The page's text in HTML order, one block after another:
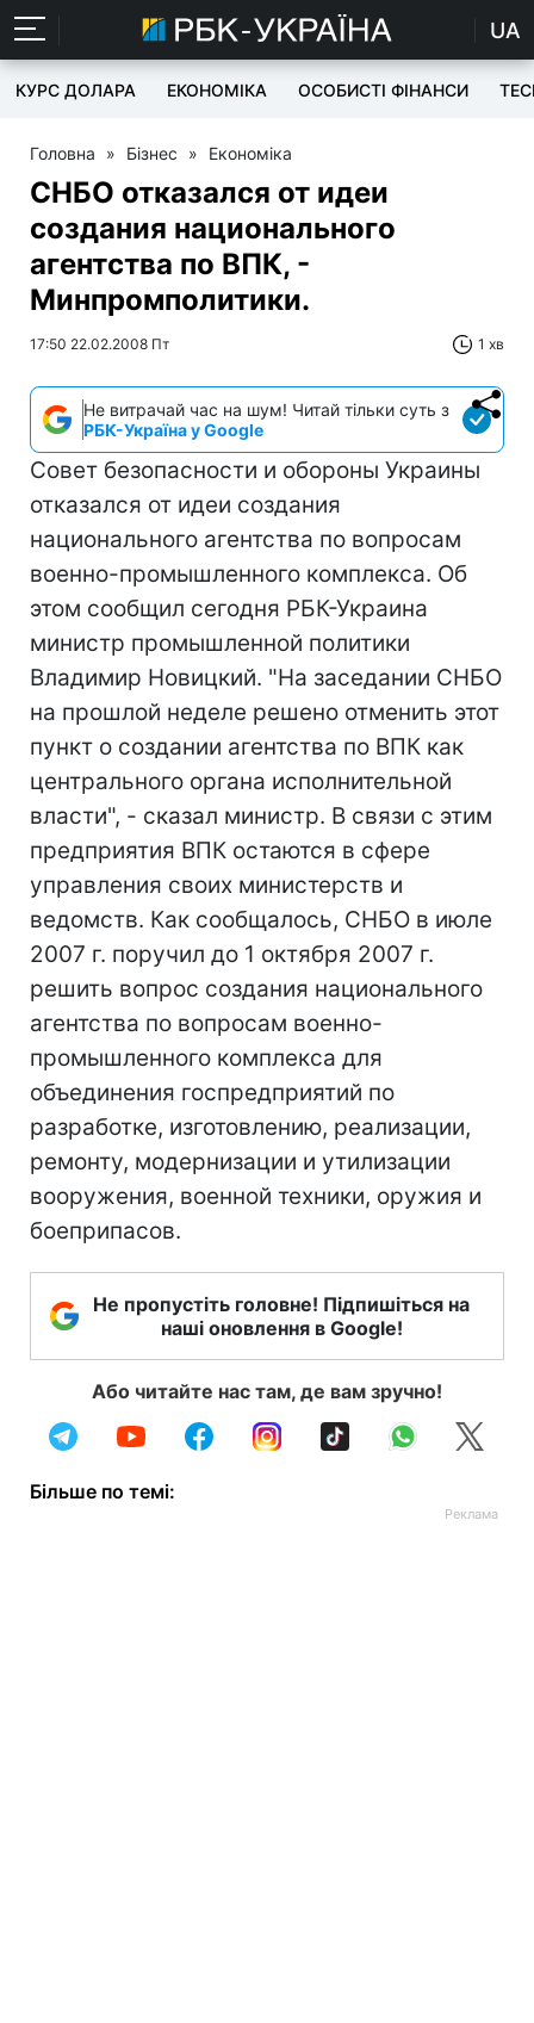
UA
КУРС ДОЛАРА ЕКОНОМІКА ОСОБИСТІ ФІНАНСИ
Головна » Бізнес » Економіка
СНБО отказался от идеи
создания национального
агентства по ВПК, -
Минпромполитики.
17:50 22.02.2008 Пт 1 хв
Не витрачай час на шум! Читай тільки суть з
РБК-Україна у Google
Совет безопасности и обороны Украины
отказался от идеи создания
национального агентства по вопросам
военно-промышленного комплекса. Об
этом сообщил сегодня РБК-Украина
министр промышленной политики
Владимир Новицкий. "На заседании СНБО
на прошлой неделе решено отменить этот
пункт о создании агентства по ВПК как
центрального органа исполнительной
власти", - сказал министр. В связи с этим
предприятия ВПК остаются в сфере
управления своих министерств и
ведомств. Как сообщалось, СНБО в июле
2007 г. поручил до 1 октября 2007 г.
решить вопрос создания национального
агентства по вопросам военно-
промышленного комплекса для
объединения госпредприятий по
разработке, изготовлению, реализации,
ремонту, модернизации и утилизации
вооружения, военной техники, оружия и
боеприпасов.
Не пропустіть головне! Підпишіться на
наші оновлення в Google!
Або читайте нас там, де вам зручно!
Більше по темі: